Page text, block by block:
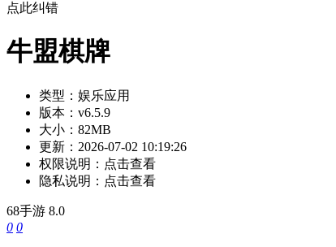
点此纠错
牛盟棋牌
类型： 娱乐应用
版本： v6.5.9
大小： 82MB
更新： 2026-07-02 10:19:26
权限说明： 点击查看
隐私说明： 点击查看
68手游 8.0
0 0